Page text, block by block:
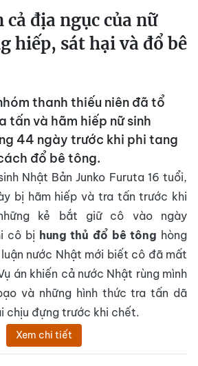
địa ngục của nữ
hiếp, sát hại và đổ bê
thanh thiếu niên đã tổ
tấn và hãm hiếp nữ sinh
44 ngày trước khi phi tang
đổ bê tông.
Nhật Bản Junko Furuta 16 tuổi,
bị hãm hiếp và tra tấn trước khi
kẻ bắt giữ cô vào ngày
cô bị hung thủ đổ bê tông hòng
nước Nhật mới biết cô đã mất
án khiến cả nước Nhật rùng mình
và những hình thức tra tấn dã
chịu đựng trước khi chết.
Xem chi tiết